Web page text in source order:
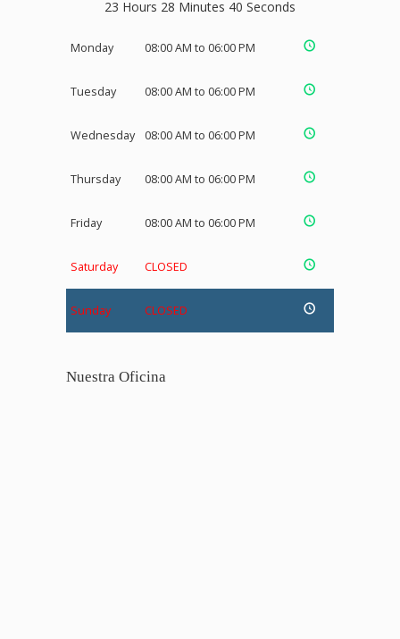
23 Hours 28 Minutes 39 Seconds
Monday 08:00 AM to 06:00 PM
Tuesday 08:00 AM to 06:00 PM
Wednesday 08:00 AM to 06:00 PM
Thursday 08:00 AM to 06:00 PM
Friday 08:00 AM to 06:00 PM
Saturday CLOSED
Sunday CLOSED
Nuestra Oficina